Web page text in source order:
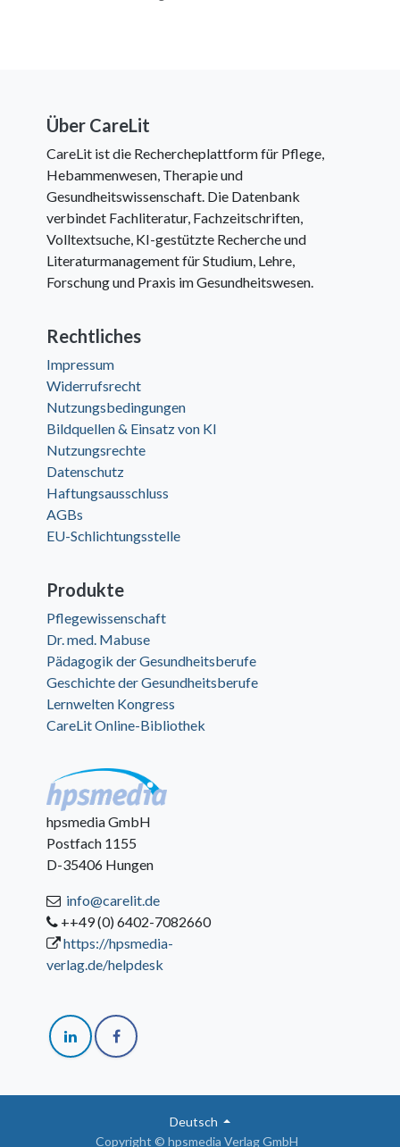
Über CareLit
CareLit ist die Rechercheplattform für Pflege,
Hebammenwesen, Therapie und
Gesundheitswissenschaft. Die Datenbank
verbindet Fachliteratur, Fachzeitschriften,
Volltextsuche, KI-gestützte Recherche und
Literaturmanagement für Studium, Lehre,
Forschung und Praxis im Gesundheitswesen.
Rechtliches
Impressum
Widerrufsrecht
Nutzungsbedingungen
Bildquellen & Einsatz von KI
Nutzungsrechte
Datenschutz
Haftungsausschluss
AGBs
EU-Schlichtungsstelle
Produkte
Pflegewissenschaft
Dr. med. Mabuse
Pädagogik der Gesundheitsberufe
Geschichte der Gesundheitsberufe
Lernwelten Kongress
CareLit Online-Bibliothek
hpsmedia GmbH
Postfach 1155
D-35406 Hungen
info@carelit.de
++49 (0) 6402-7082660
https://hpsmedia-
verlag.de/helpdesk
Copyright © hpsmedia Verlag GmbH
Deutsch